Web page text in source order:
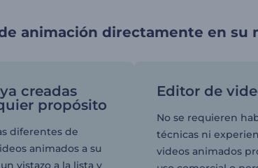
animación directamente en su
creadas
propósito
diferentes de
animados a su
vistazo a la lista y
Editor de
No se requieren
técnicas ni
videos animados